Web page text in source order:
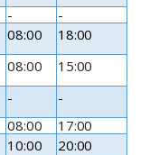
-
-
08:00
18:00
08:00
15:00
-
-
08:00
17:00
10:00
20:00